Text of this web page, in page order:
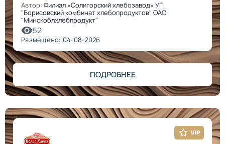
Автор: Филиал «Солигорский хлебозавод» УП
"Борисовский комбинат хлебопродуктов" ОАО
"Минскоблхлебпродукт"
52
Размещено: 04-08-2026
ПОДРОБНЕЕ